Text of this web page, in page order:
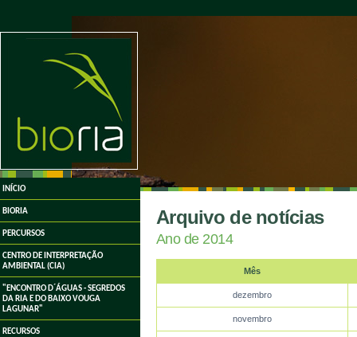
INÍCIO
BIORIA
PERCURSOS
CENTRO DE INTERPRETAÇÃO
AMBIENTAL (CIA)
"ENCONTRO D´ÁGUAS - SEGREDOS
DA RIA E DO BAIXO VOUGA
LAGUNAR"
RECURSOS
Arquivo de notícias
Ano de 2014
Mês
dezembro
novembro